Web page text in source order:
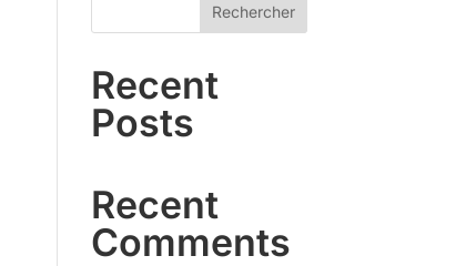
Rechercher
Recent
Posts
Recent
Comments